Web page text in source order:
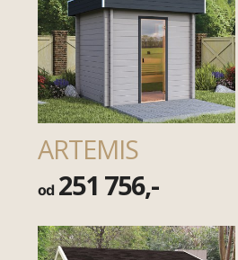
ARTEMIS
od 251 756,-